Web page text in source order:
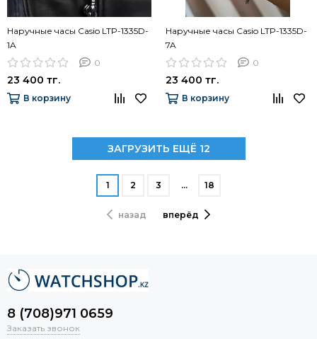
Наручные часы Casio LTP-1335D-
1A
0
23 400 тг.
В корзину
Наручные часы Casio LTP-1335D-
7A
0
23 400 тг.
В корзину
ЗАГРУЗИТЬ ЕЩЁ 12
назад
1 2 3 … 18
вперёд
8 (708)971 0659
Заказать звонок